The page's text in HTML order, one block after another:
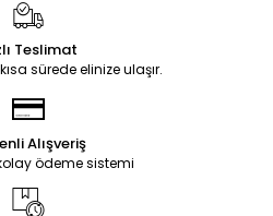
Teslimat
sürede elinize ulaşır.
Alışveriş
ödeme sistemi